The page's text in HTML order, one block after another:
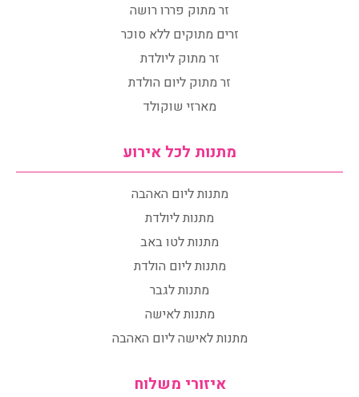
זר מתוק פררו רושה
זרים מתוקים ללא סוכר
זר מתוק ליולדת
זר מתוק ליום הולדת
מארזי שוקולד
מתנות לכל אירוע
מתנות ליום האהבה
מתנות ליולדת
מתנות לטו באב
מתנות ליום הולדת
מתנות לגבר
מתנות לאישה
מתנות לאישה ליום האהבה
איזורי משלוח